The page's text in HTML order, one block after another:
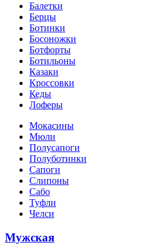
Балетки
Берцы
Ботинки
Босоножки
Ботфорты
Ботильоны
Казаки
Кроссовки
Кеды
Лоферы
Мокасины
Мюли
Полусапоги
Полуботинки
Сапоги
Слипоны
Сабо
Туфли
Челси
Мужская